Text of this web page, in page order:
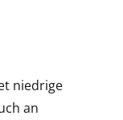
niedrige
an